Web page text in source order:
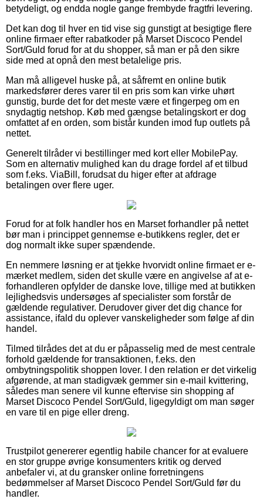
betydeligt, og endda nogle gange frembyde fragtfri levering.
Det kan dog til hver en tid vise sig gunstigt at besigtige flere
online firmaer efter rabatkoder på Marset Discoco Pendel
Sort/Guld forud for at du shopper, så man er på den sikre
side med at opnå den mest betalelige pris.
Man må alligevel huske på, at såfremt en online butik
markedsfører deres varer til en pris som kan virke uhørt
gunstig, burde det for det meste være et fingerpeg om en
snydagtig netshop. Køb med gængse betalingskort er dog
omfattet af en orden, som bistår kunden imod fup outlets på
nettet.
Generelt tilråder vi bestillinger med kort eller MobilePay.
Som en alternativ mulighed kan du drage fordel af et tilbud
som f.eks. ViaBill, forudsat du higer efter at afdrage
betalingen over flere uger.
Forud for at folk handler hos en Marset forhandler på nettet
bør man i princippet gennemse e-butikkens regler, det er
dog normalt ikke super spændende.
En nemmere løsning er at tjekke hvorvidt online firmaet er e-
mærket medlem, siden det skulle være en angivelse af at e-
forhandleren opfylder de danske love, tillige med at butikken
lejlighedsvis undersøges af specialister som forstår de
gældende regulativer. Derudover giver det dig chance for
assistance, ifald du oplever vanskeligheder som følge af din
handel.
Tilmed tilrådes det at du er påpasselig med de mest centrale
forhold gældende for transaktionen, f.eks. den
ombytningspolitik shoppen lover. I den relation er det virkelig
afgørende, at man stadigvæk gemmer sin e-mail kvittering,
således man senere vil kunne eftervise sin shopping af
Marset Discoco Pendel Sort/Guld, ligegyldigt om man søger
en vare til en pige eller dreng.
Trustpilot genererer egentlig habile chancer for at evaluere
en stor gruppe øvrige konsumenters kritik og derved
anbefaler vi, at du gransker online forretningens
bedømmelser af Marset Discoco Pendel Sort/Guld før du
handler.